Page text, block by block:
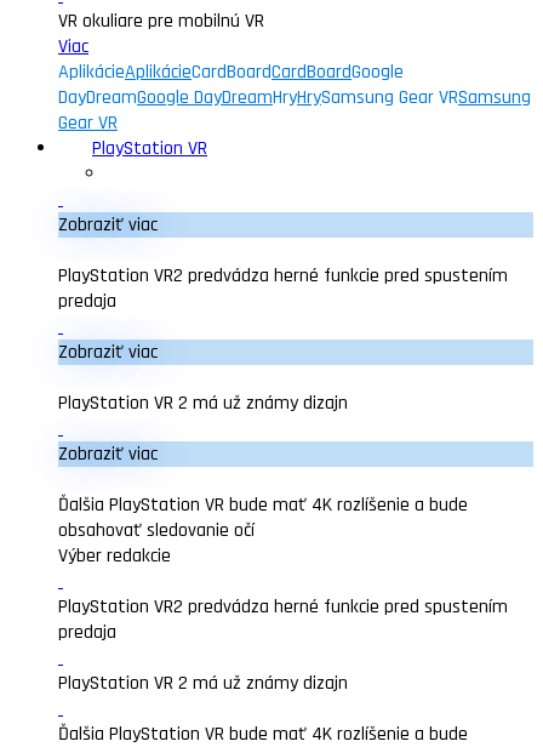
VR okuliare pre mobilnú VR
Viac
AplikácieAplikácieCardBoardCardBoardGoogle
DayDreamGoogle DayDreamHryHrySamsung Gear VRSamsung
Gear VR
PlayStation VR
Zobraziť viac
PlayStation VR2 predvádza herné funkcie pred spustením
predaja
Zobraziť viac
PlayStation VR 2 má už známy dizajn
Zobraziť viac
Ďalšia PlayStation VR bude mať 4K rozlíšenie a bude
obsahovať sledovanie očí
Výber redakcie
PlayStation VR2 predvádza herné funkcie pred spustením
predaja
PlayStation VR 2 má už známy dizajn
Ďalšia PlayStation VR bude mať 4K rozlíšenie a bude